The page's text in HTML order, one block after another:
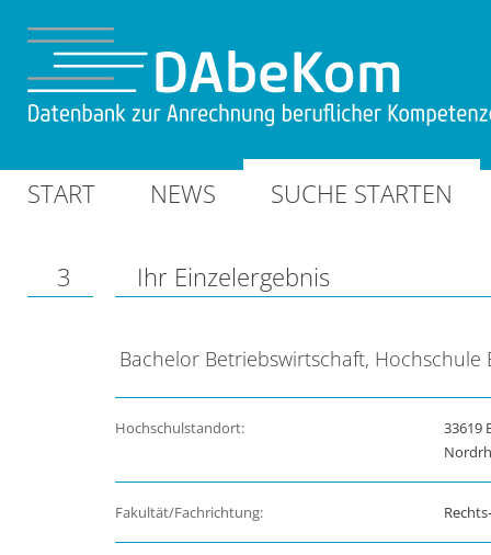
START NEWS SUCHE STARTEN
3 Ihr Einzelergebnis
Bachelor Betriebswirtschaft, Hochschule
Hochschulstandort:
33619
Fakultät/Fachrichtung: